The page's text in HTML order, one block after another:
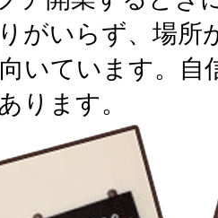
がいらず、場所
いています。自
ります。